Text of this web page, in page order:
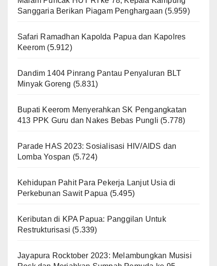
Sanggaria Berikan Piagam Penghargaan (5.959)
Safari Ramadhan Kapolda Papua dan Kapolres
Keerom (5.912)
Dandim 1404 Pinrang Pantau Penyaluran BLT
Minyak Goreng (5.831)
Bupati Keerom Menyerahkan SK Pengangkatan
413 PPK Guru dan Nakes Bebas Pungli (5.778)
Parade HAS 2023: Sosialisasi HIV/AIDS dan
Lomba Yospan (5.724)
Kehidupan Pahit Para Pekerja Lanjut Usia di
Perkebunan Sawit Papua (5.495)
Keributan di KPA Papua: Panggilan Untuk
Restrukturisasi (5.339)
Jayapura Rocktober 2023: Melambungkan Musisi